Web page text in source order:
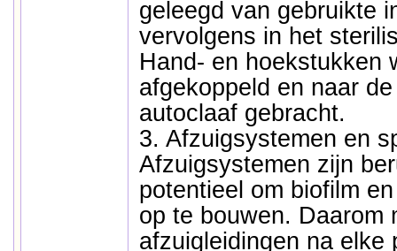
geleegd van gebruikte
vervolgens in het
Hand- en hoekstukken
afgekoppeld en naar
autoclaaf gebracht.
3. Afzuigsystemen en
Afzuigsystemen zijn
potentieel om biofilm
op te bouwen. Daarom
afzuigleidingen na elke